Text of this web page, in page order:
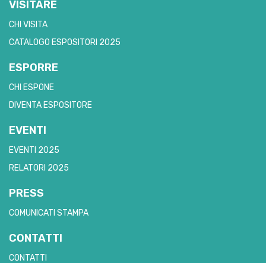
VISITARE
CHI VISITA
CATALOGO ESPOSITORI 2025
ESPORRE
CHI ESPONE
DIVENTA ESPOSITORE
EVENTI
EVENTI 2025
RELATORI 2025
PRESS
COMUNICATI STAMPA
CONTATTI
CONTATTI